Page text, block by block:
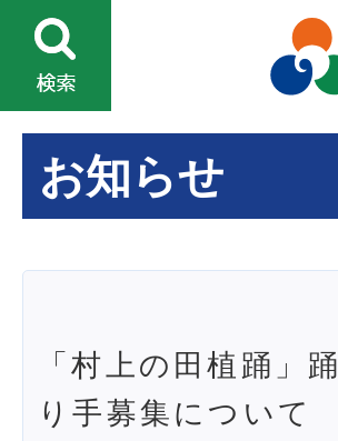
お知らせ
「村上の田植踊」踊
り手募集について